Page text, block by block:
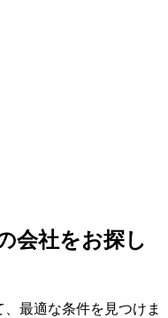
会社をお探し
最適な条件を見つけま